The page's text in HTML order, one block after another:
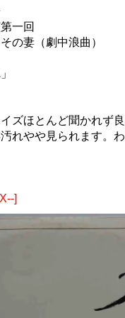
一回
の妻（劇中浪曲）
ズほとんど聞かれず良
れやや見られます。
]